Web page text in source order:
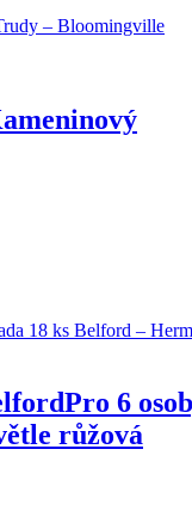
Pro 6
růžová